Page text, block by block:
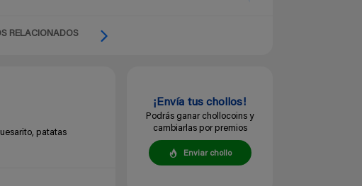
RELACIONADOS
patatas
¡Envía tus chollos!
Podrás ganar chollocoins y
cambiarlas por premios
Enviar chollo